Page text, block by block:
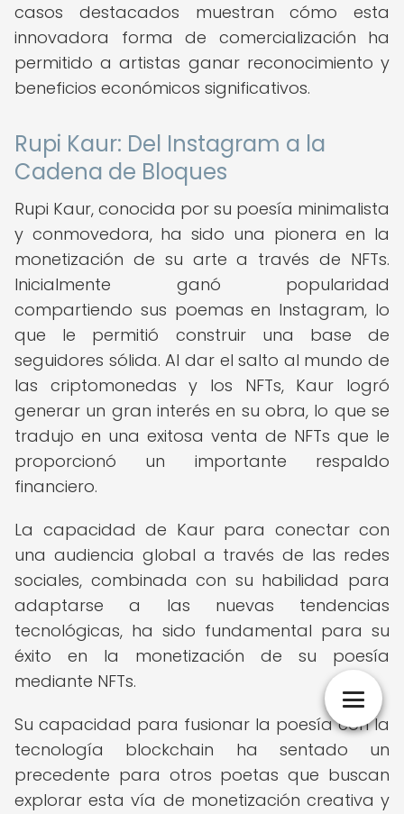
casos destacados muestran cómo esta
innovadora forma de comercialización ha
permitido a artistas ganar reconocimiento y
beneficios económicos significativos.
Rupi Kaur: Del Instagram a la
Cadena de Bloques
Rupi Kaur, conocida por su poesía minimalista
y conmovedora, ha sido una pionera en la
monetización de su arte a través de NFTs.
Inicialmente ganó popularidad
compartiendo sus poemas en Instagram, lo
que le permitió construir una base de
seguidores sólida. Al dar el salto al mundo de
las criptomonedas y los NFTs, Kaur logró
generar un gran interés en su obra, lo que se
tradujo en una exitosa venta de NFTs que le
proporcionó un importante respaldo
financiero.
La capacidad de Kaur para conectar con
una audiencia global a través de las redes
sociales, combinada con su habilidad para
adaptarse a las nuevas tendencias
tecnológicas, ha sido fundamental para su
éxito en la monetización de su poesía
mediante NFTs.
Su capacidad para fusionar la poesía con la
tecnología blockchain ha sentado un
precedente para otros poetas que buscan
explorar esta vía de monetización creativa y